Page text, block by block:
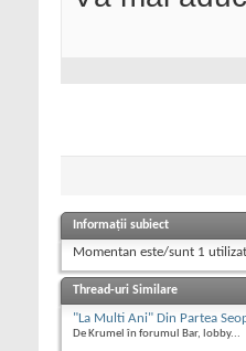
Informații subiect
Momentan este/sunt 1
Thread-uri Similare
"La Multi Ani" Din Partea
De Krumel în forumul Bar, lobby...